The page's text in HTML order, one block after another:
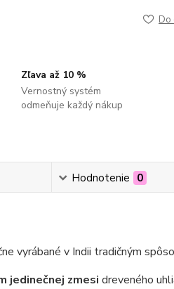
Do
Zľava až 10 %
Vernostný systém
odmeňuje každý nákup
Hodnotenie 0
vyrábané v Indii tradičným
jedinečnej zmesi dreveného